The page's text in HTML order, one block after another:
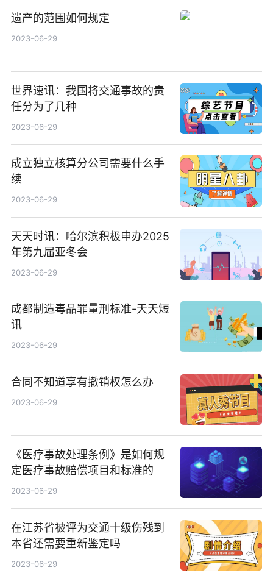
遗产的范围如何规定
2023-06-29
世界速讯：我国将交通事故的责
任分为了几种
2023-06-29
成立独立核算分公司需要什么手
续
2023-06-29
天天时讯：哈尔滨积极申办2025
年第九届亚冬会
2023-06-29
成都制造毒品罪量刑标准-天天短
讯
2023-06-29
合同不知道享有撤销权怎么办
2023-06-29
《医疗事故处理条例》是如何规
定医疗事故赔偿项目和标准的
2023-06-29
在江苏省被评为交通十级伤残到
本省还需要重新鉴定吗
2023-06-29